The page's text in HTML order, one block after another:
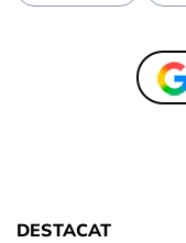
DESTACAT